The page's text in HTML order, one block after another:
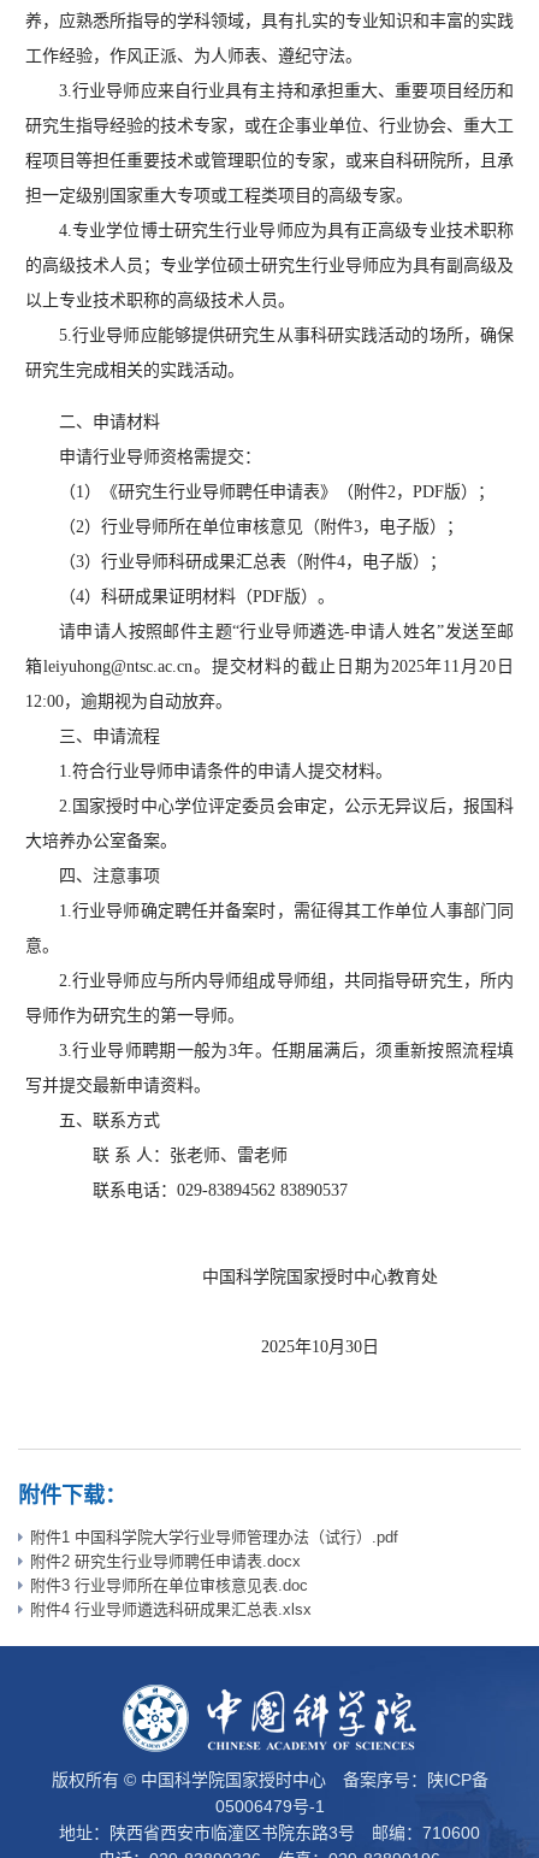
养，应熟悉所指导的学科领域，具有扎实的专业知识和丰富的实践
工作经验，作风正派、为人师表、遵纪守法。
3.行业导师应来自行业具有主持和承担重大、重要项目经历和
研究生指导经验的技术专家，或在企事业单位、行业协会、重大工
程项目等担任重要技术或管理职位的专家，或来自科研院所，且承
担一定级别国家重大专项或工程类项目的高级专家。
4.专业学位博士研究生行业导师应为具有正高级专业技术职称
的高级技术人员；专业学位硕士研究生行业导师应为具有副高级及
以上专业技术职称的高级技术人员。
5.行业导师应能够提供研究生从事科研实践活动的场所，确保
研究生完成相关的实践活动。
二、申请材料
申请行业导师资格需提交：
（1）《研究生行业导师聘任申请表》（附件2，PDF版）；
（2）行业导师所在单位审核意见（附件3，电子版）；
（3）行业导师科研成果汇总表（附件4，电子版）；
（4）科研成果证明材料（PDF版）。
请申请人按照邮件主题“行业导师遴选-申请人姓名”发送至邮
箱leiyuhong@ntsc.ac.cn。提交材料的截止日期为2025年11月20日
12:00，逾期视为自动放弃。
三、申请流程
1.符合行业导师申请条件的申请人提交材料。
2.国家授时中心学位评定委员会审定，公示无异议后，报国科
大培养办公室备案。
四、注意事项
1.行业导师确定聘任并备案时，需征得其工作单位人事部门同
意。
2.行业导师应与所内导师组成导师组，共同指导研究生，所内
导师作为研究生的第一导师。
3.行业导师聘期一般为3年。任期届满后，须重新按照流程填
写并提交最新申请资料。
五、联系方式
联 系 人：张老师、雷老师
联系电话：029-83894562 83890537
中国科学院国家授时中心教育处
2025年10月30日
附件下载：
附件1 中国科学院大学行业导师管理办法（试行）.pdf
附件2 研究生行业导师聘任申请表.docx
附件3 行业导师所在单位审核意见表.doc
附件4 行业导师遴选科研成果汇总表.xlsx
版权所有 © 中国科学院国家授时中心 备案序号：
陕ICP备
05006479号-1
地址：陕西省西安市临潼区书院东路3号 邮编：710600